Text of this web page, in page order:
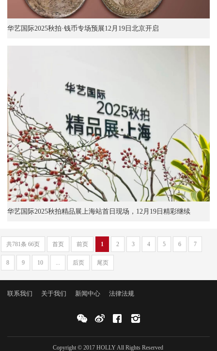
华艺国际2025秋拍·钱币专场预展12月19日北京开启
华艺国际2025秋拍精品展上海站首日现场，12月19日精彩继续
共781条 66页 首页 前页 1 2 3 4 5 6 7
8 9 10 后页 尾页
联系我们 关于我们 新闻中心 法律法规
Copyright © 2017 HOLLY All Rights Reserved